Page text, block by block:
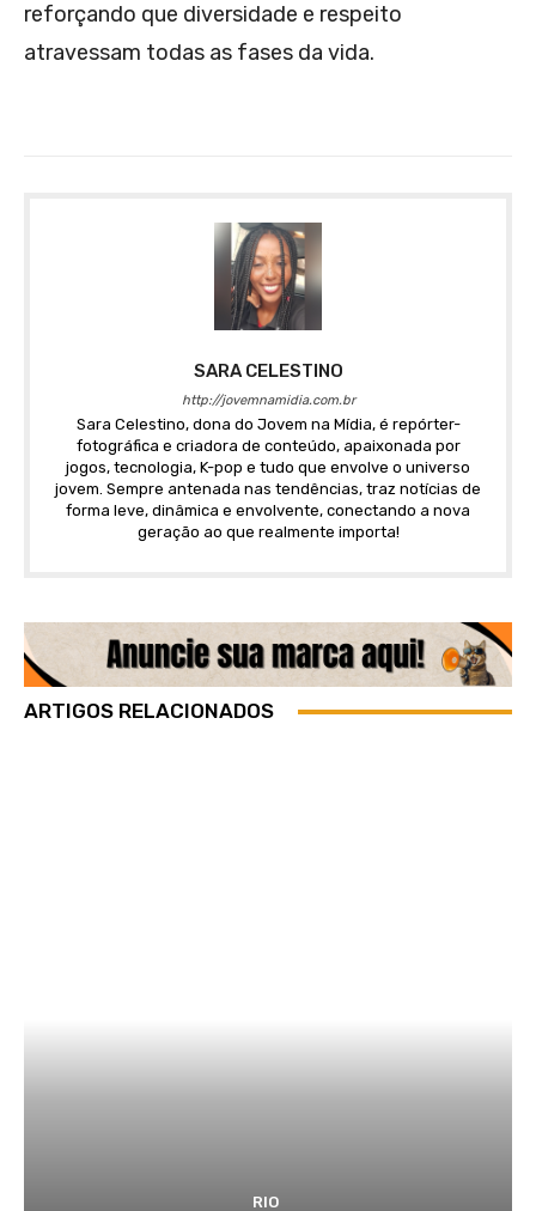
reforçando que diversidade e respeito
atravessam todas as fases da vida.
SARA CELESTINO
http://jovemnamidia.com.br
Sara Celestino, dona do Jovem na Mídia, é repórter-
fotográfica e criadora de conteúdo, apaixonada por
jogos, tecnologia, K-pop e tudo que envolve o universo
jovem. Sempre antenada nas tendências, traz notícias de
forma leve, dinâmica e envolvente, conectando a nova
geração ao que realmente importa!
ARTIGOS RELACIONADOS
RIO